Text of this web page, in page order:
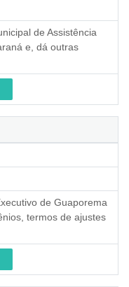
de Assistência
e, dá outras
de Guaporema
termos de ajustes